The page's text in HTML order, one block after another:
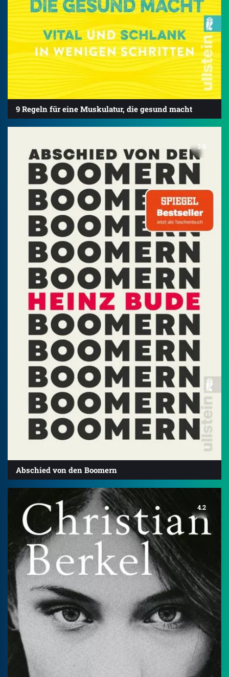
9 Regeln für eine Muskulatur, die gesund macht
3.6
Abschied von den Boomern
4.2